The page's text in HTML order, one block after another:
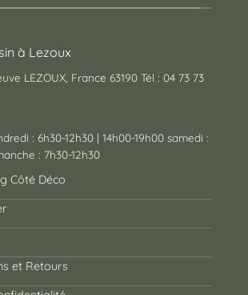
à Lezoux
LEZOUX, France 63190 Tél : 04 73 73
: 6h30-12h30 | 14h00-19h00 samedi :
: 7h30-12h30
Côté Déco
et Retours